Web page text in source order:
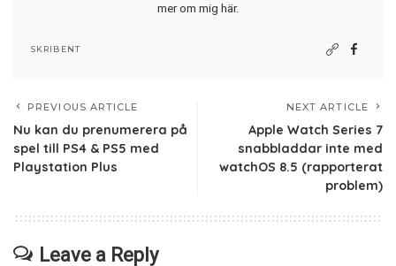
mer om mig här.
SKRIBENT
PREVIOUS ARTICLE
Nu kan du prenumerera på
spel till PS4 & PS5 med
Playstation Plus
NEXT ARTICLE
Apple Watch Series 7
snabbladdar inte med
watchOS 8.5 (rapporterat
problem)
Leave a Reply